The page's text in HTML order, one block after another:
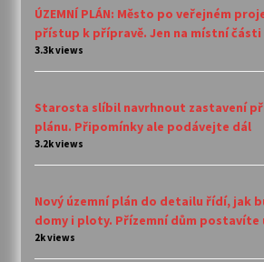
ÚZEMNÍ PLÁN: Město po veřejném
přístup k přípravě. Jen na místní
3.3k views
Starosta slíbil navrhnout zastavení
plánu. Připomínky ale podávejte dál
3.2k views
Nový územní plán do detailu řídí, jak
domy i ploty. Přízemní dům postavíte
2k views